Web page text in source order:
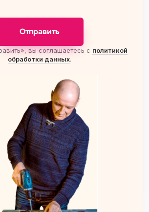
Отправить
вы соглашаетесь с политикой
обработки данных.